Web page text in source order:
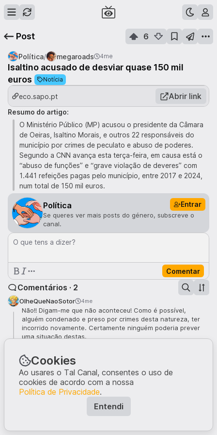
Post 6
Política/ megaroads 4me
Isaltino acusado de desviar quase 150 mil
euros
Notícia
eco.sapo.pt Abrir link
Resumo do artigo:
O Ministério Público (MP) acusou o presidente da Câmara
de Oeiras, Isaltino Morais, e outros 22 responsáveis do
município por crimes de peculato e abuso de poderes.
Segundo a CNN avança esta terça-feira, em causa está o
“abuso de funções” e “grave violação de deveres” com
1.441 refeições pagas pelo município, entre 2017 e 2024,
num total de 150 mil euros.
Política Entrar
Se queres ver mais posts do género, subscreve o
canal.
O que tens a dizer?
Comentar
Comentários · 2
OlheQueNaoSotor 4me
Não!! Digam-me que não aconteceu! Como é possível,
alguém condenado e preso por crimes desta natureza, ter
incorrido novamente. Certamente ninguém poderia prever
uma situação destas.
dethos 4me
Pequeno inquérito: Quem está surpreendido?
6
Cookies
Ao usares o Tal Canal, consentes o uso de
cookies de acordo com a nossa
Política de Privacidade.
Entendi